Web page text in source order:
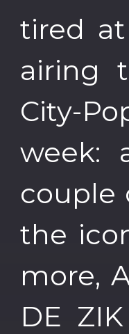
tired
airing
City-
week:
couple
the
more,
DE